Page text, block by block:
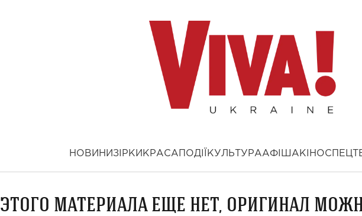
НОВИНИ ЗІРКИ КРАСА ПОДІЇ КУЛЬТУРААФІША КІНО
МАТЕРИАЛА ЕЩЕ НЕТ, ОРИГИНАЛ